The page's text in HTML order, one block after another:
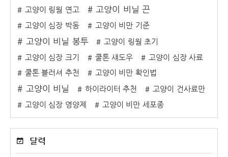
고양이 링웜 연고
고양이 비닐 끈
고양이 심장 박동 고양이 비만 기준
고양이 비닐 봉투
고양이 링웜 초기
고양이 심장 크기
쿨톤 섀도우
고양이 심장 사료
쿨톤 블러셔 추천
고양이 비만 확인법
고양이 비닐 하이라이터 추천
고양이 건사료만
고양이 심장 영양제
고양이 비만 세포종
달력